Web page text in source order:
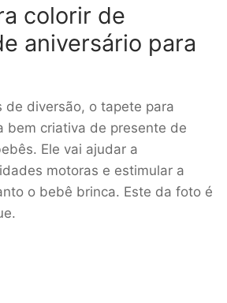
colorir de
aniversário para
de diversão, o tapete para
bem criativa de presente de
Ele vai ajudar a
motoras e estimular a
o bebê brinca. Este da foto é